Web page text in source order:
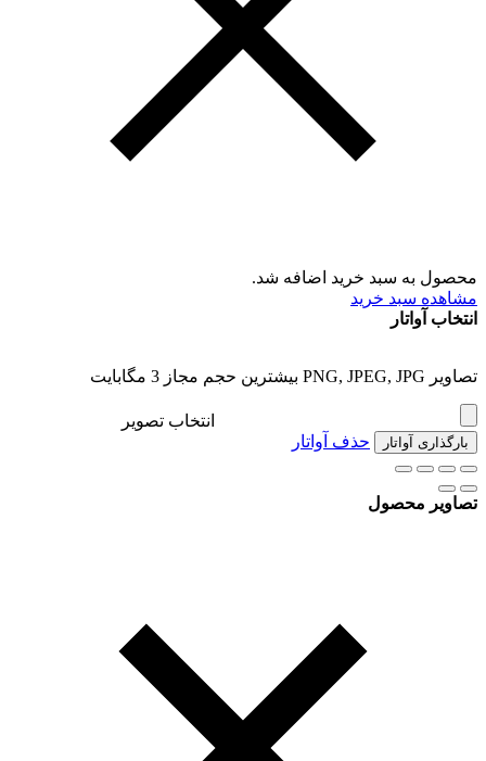
محصول به سبد خرید اضافه شد.
مشاهده سبد خرید
انتخاب آواتار
تصاویر PNG, JPEG, JPG بیشترین حجم مجاز 3 مگابایت
انتخاب تصویر
بارگذاری آواتار حذف آواتار
تصاویر محصول